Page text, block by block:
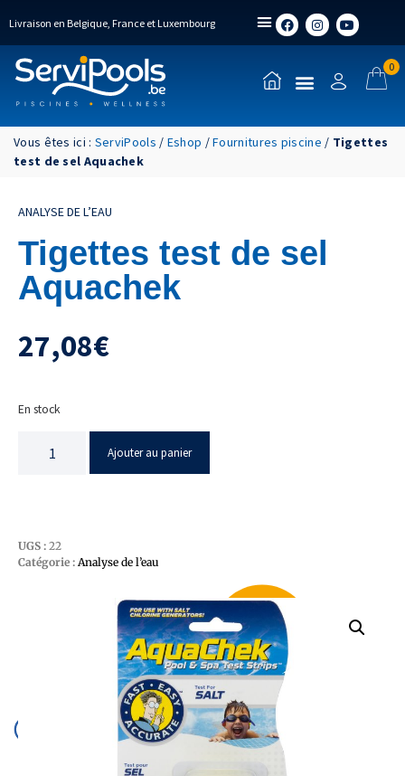
Livraison en Belgique, France et Luxembourg
0
Vous êtes ici : ServiPools / Eshop /Fournitures piscine / Tigettes
test de sel Aquachek
ANALYSE DE L’EAU
Tigettes test de sel
Aquachek
27,08€
En stock
Ajouter au panier
UGS : 22
Catégorie : Analyse de l’eau